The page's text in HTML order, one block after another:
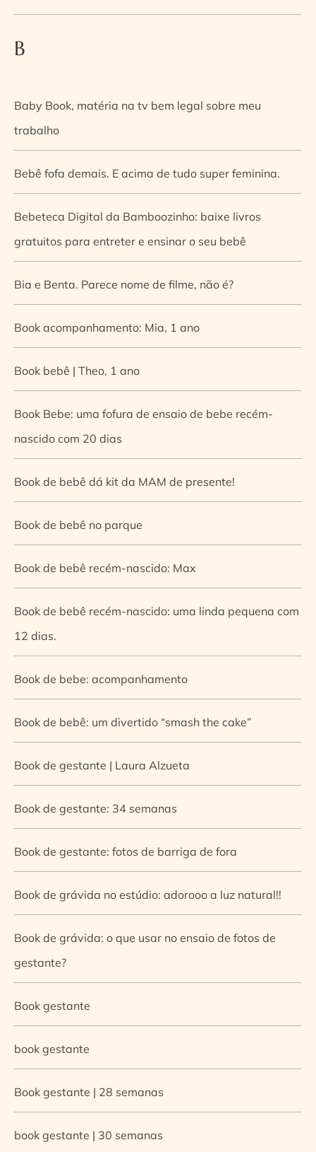
B
Baby Book, matéria na tv bem legal sobre meu
trabalho
Bebê fofa demais. E acima de tudo super feminina.
Bebeteca Digital da Bamboozinho: baixe livros
gratuitos para entreter e ensinar o seu bebê
Bia e Benta. Parece nome de filme, não é?
Book acompanhamento: Mia, 1 ano
Book bebê | Theo, 1 ano
Book Bebe: uma fofura de ensaio de bebe recém-
nascido com 20 dias
Book de bebê dá kit da MAM de presente!
Book de bebê no parque
Book de bebê recém-nascido: Max
Book de bebê recém-nascido: uma linda pequena com
12 dias.
Book de bebe: acompanhamento
Book de bebê: um divertido “smash the cake”
Book de gestante | Laura Alzueta
Book de gestante: 34 semanas
Book de gestante: fotos de barriga de fora
Book de grávida no estúdio: adorooo a luz natural!!
Book de grávida: o que usar no ensaio de fotos de
gestante?
Book gestante
book gestante
Book gestante | 28 semanas
book gestante | 30 semanas